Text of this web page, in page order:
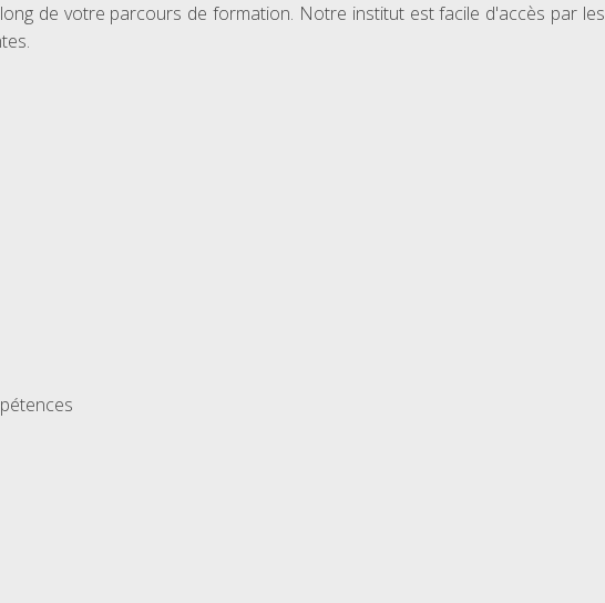
de votre parcours de formation. Notre institut est facile d'accès par les